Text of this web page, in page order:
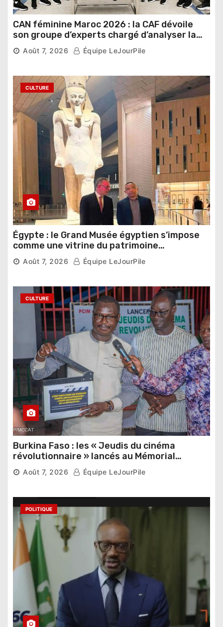
CAN féminine Maroc 2026 : la CAF dévoile
son groupe d’experts chargé d’analyser la
compétition
Août 7, 2026 Équipe LeJourPile
CULTURE
Égypte : le Grand Musée égyptien s’impose
comme une vitrine du patrimoine
pharaonique auprès des dirigeants
étrangers
Août 7, 2026 Équipe LeJourPile
CULTURE
Burkina Faso : les « Jeudis du cinéma
révolutionnaire » lancés au Mémorial
Thomas Sankara
Août 7, 2026 Équipe LeJourPile
POLITIQUE